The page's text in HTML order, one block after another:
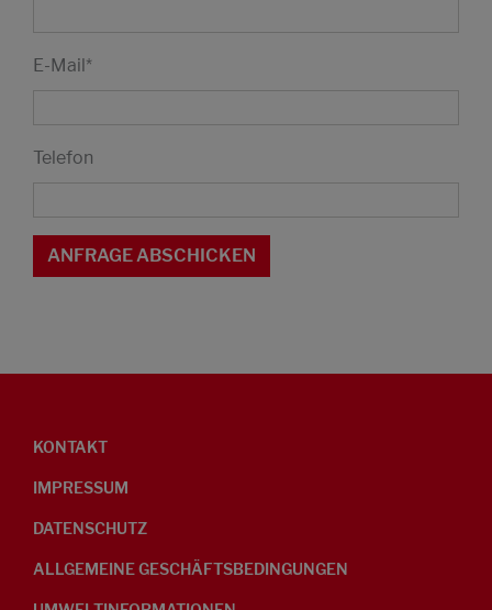
E-Mail*
Telefon
KONTAKT
IMPRESSUM
DATENSCHUTZ
ALLGEMEINE GESCHÄFTSBEDINGUNGEN